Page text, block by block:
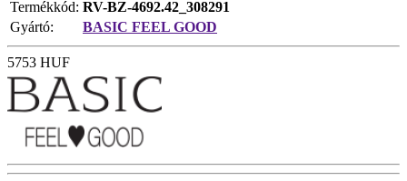
Termékkód: RV-BZ-4692.42_308291
Gyártó:
BASIC FEEL GOOD
5753 HUF